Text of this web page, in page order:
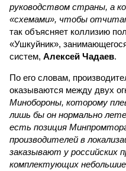
руководством страны, а
«схемами», чтобы
так объясняет коллизию
«Ушкуйник»,
систем, Алексей Чадаев.
По его словам,
оказываются между двух
Минобороны, которому
лишь бы он нормально
есть позиция
производителей в
заказывают у российских
комплектующих